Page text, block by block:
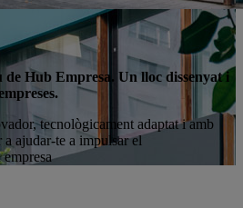
de Hub Empresa. Un lloc dissenyat i
tecnològicament adaptat i amb
a ajudar-te a impulsar el
empresa